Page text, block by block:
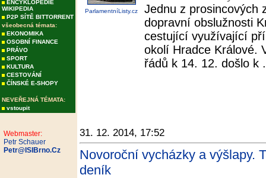
ENCYKLOPEDIE
WIKIPEDIA
P2P SÍTĚ BITTORRENT
všeobecná témata:
EKONOMIKA
OSOBNÍ FINANCE
PRÁVO
SPORT
KULTURA
CESTOVÁNÍ
ČÍNSKÉ E-SHOPY
NEVEŘEJNÁ TÉMATA:
vstoupit
Webmaster:
Petr Schauer
Petr@ISIBrno.Cz
ParlamentníListy.cz
Jednu z prosincových
dopravní obslužnosti
cestující využívající
okolí Hradce Králové.
řádů k 14. 12. došlo k
31. 12. 2014, 17:52
Novoroční vycházky a výšlapy.
deník